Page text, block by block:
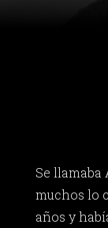
Se llamaba
muchos lo
años y